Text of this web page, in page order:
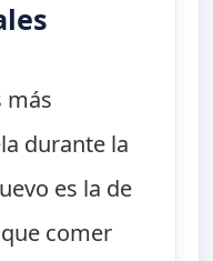
más
durante la
es la de
comer